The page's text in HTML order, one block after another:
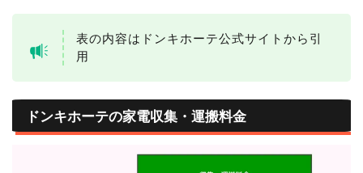
表の内容はドンキホーテ公式サイトから引
用
ドンキホーテの家電収集・運搬料金